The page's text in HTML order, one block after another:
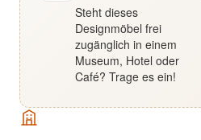
Steht dieses
Designmöbel frei
zugänglich in einem
Museum, Hotel oder
Café? Trage es ein!